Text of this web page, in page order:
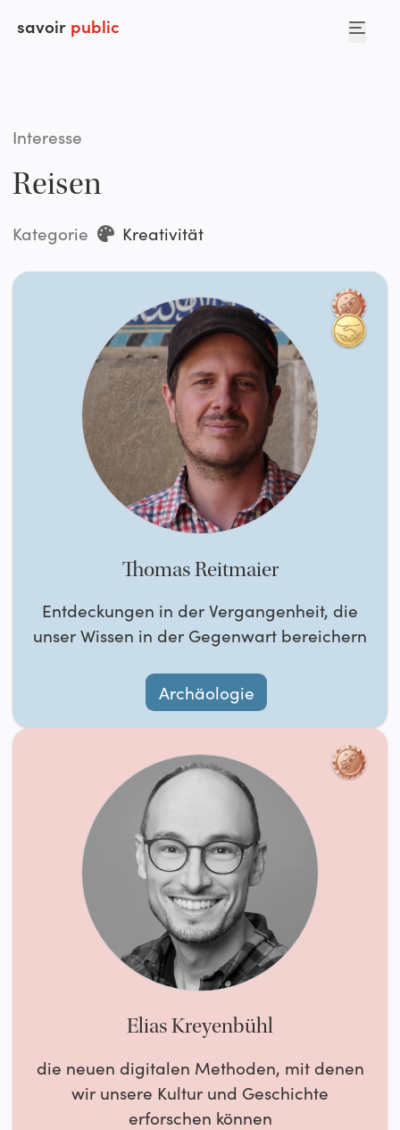
savoir public
Interesse
Reisen
Kategorie Kreativität
Thomas Reitmaier
Entdeckungen in der Vergangenheit, die
unser Wissen in der Gegenwart bereichern
Archäologie
Elias Kreyenbühl
die neuen digitalen Methoden, mit denen
wir unsere Kultur und Geschichte
erforschen können